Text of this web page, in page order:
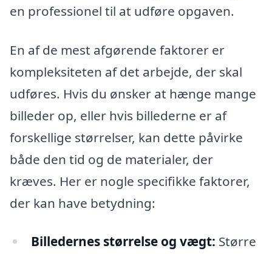
en professionel til at udføre opgaven.
En af de mest afgørende faktorer er
kompleksiteten af det arbejde, der skal
udføres. Hvis du ønsker at hænge mange
billeder op, eller hvis billederne er af
forskellige størrelser, kan dette påvirke
både den tid og de materialer, der
kræves. Her er nogle specifikke faktorer,
der kan have betydning:
Billedernes størrelse og vægt: Større